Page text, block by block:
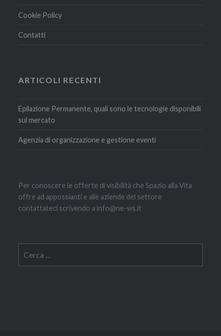
Cookie Policy
Contatti
ARTICOLI RECENTI
Epilazione Permanente, quali sono le tecnologie disponibili
sul mercato
Agenzia di organizzazione e gestione eventi
Per conoscere le offerte di visibilità che Spazio alla Vita
offre ad appossianti e alle aziende del settore
contattateci scrivendo a info@ne-ws.it
per: